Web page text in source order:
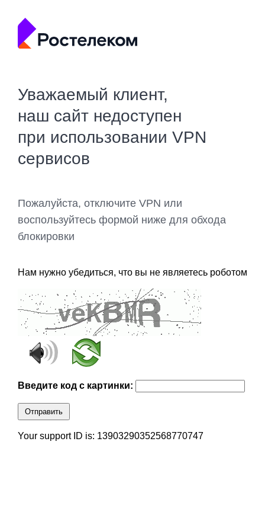
Уважаемый клиент,
наш сайт недоступен
при использовании VPN
сервисов
Пожалуйста, отключите VPN или
воспользуйтесь формой ниже для обхода
блокировки
Нам нужно убедиться, что вы не являетесь роботом
Введите код с картинки:
Отправить
Your support ID is: 13903290352568770747